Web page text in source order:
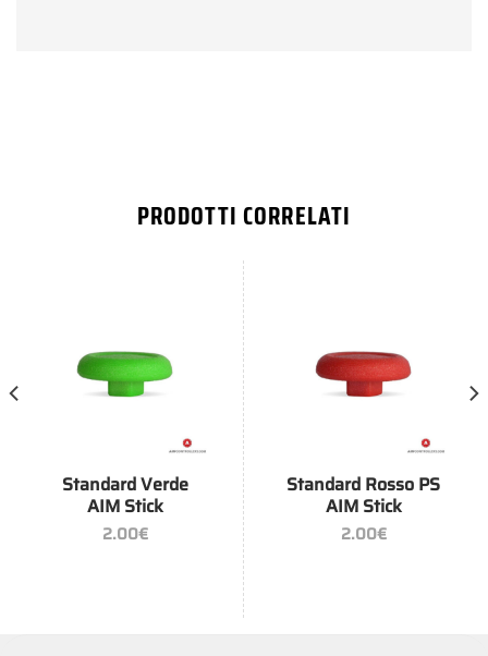
PRODOTTI CORRELATI
Standard Verde
AIM Stick
2.00€
Standard Rosso PS
AIM Stick
2.00€